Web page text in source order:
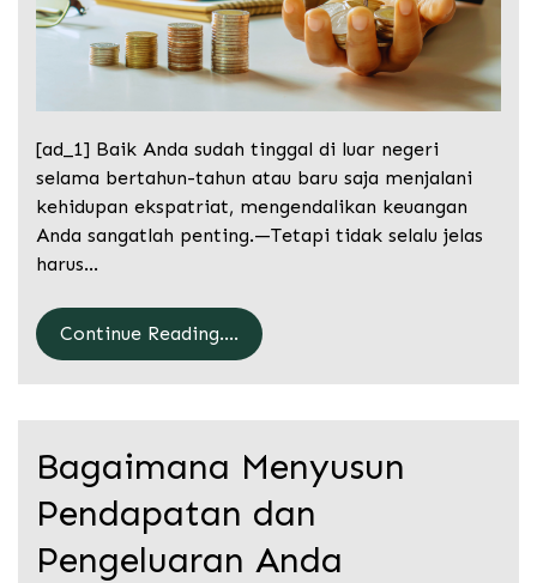
[ad_1] Baik Anda sudah tinggal di luar negeri
selama bertahun-tahun atau baru saja menjalani
kehidupan ekspatriat, mengendalikan keuangan
Anda sangatlah penting.—Tetapi tidak selalu jelas
harus…
Continue Reading....
Bagaimana Menyusun
Pendapatan dan
Pengeluaran Anda